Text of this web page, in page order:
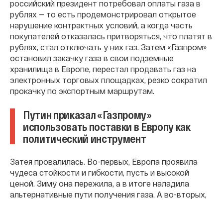
российский президент потребовал оплаты газа в
рублях — то есть продемонстрировал открытое
нарушение контрактных условий, а когда часть
покупателей отказалась притворяться, что платят в
рублях, стал отключать у них газ. Затем «Газпром»
остановил закачку газа в свои подземные
хранилища в Европе, перестал продавать газ на
электронных торговых площадках, резко сократил
прокачку по экспортным маршрутам.
Путин приказал «Газпрому»
использовать поставки в Европу как
политический инструмент
Затея провалилась. Во-первых, Европа проявила
чудеса стойкости и гибкости, пусть и высокой
ценой. Зиму она пережила, а в итоге наладила
альтернативные пути получения газа. А во-вторых,